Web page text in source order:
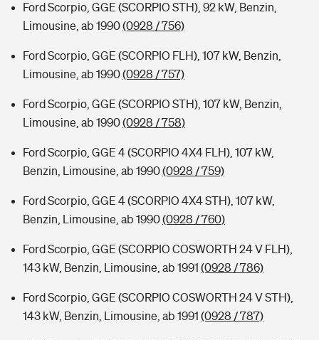
Ford Scorpio, GGE (SCORPIO STH), 92 kW, Benzin,
Limousine, ab 1990(0928 / 756)
Ford Scorpio, GGE (SCORPIO FLH), 107 kW, Benzin,
Limousine, ab 1990(0928 / 757)
Ford Scorpio, GGE (SCORPIO STH), 107 kW, Benzin,
Limousine, ab 1990(0928 / 758)
Ford Scorpio, GGE 4 (SCORPIO 4X4 FLH), 107 kW,
Benzin, Limousine, ab 1990(0928 / 759)
Ford Scorpio, GGE 4 (SCORPIO 4X4 STH), 107 kW,
Benzin, Limousine, ab 1990(0928 / 760)
Ford Scorpio, GGE (SCORPIO COSWORTH 24 V FLH),
143 kW, Benzin, Limousine, ab 1991 (0928 / 786)
Ford Scorpio, GGE (SCORPIO COSWORTH 24 V STH),
143 kW, Benzin, Limousine, ab 1991 (0928 / 787)